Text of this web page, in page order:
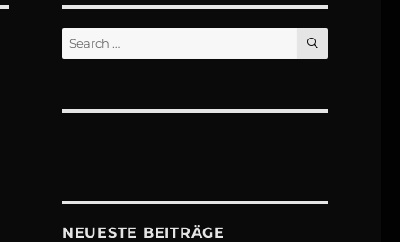
Search
for:
SEARCH
NEUESTE BEITRÄGE